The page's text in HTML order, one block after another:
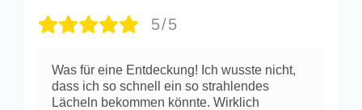
5/5
Was für eine Entdeckung! Ich wusste nicht,
dass ich so schnell ein so strahlendes
Lächeln bekommen könnte. Wirklich